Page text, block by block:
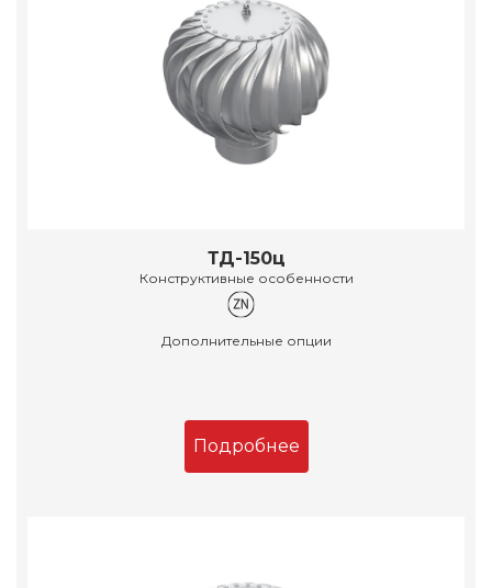
ТД-150ц
Конструктивные особенности
Дополнительные опции
Подробнее